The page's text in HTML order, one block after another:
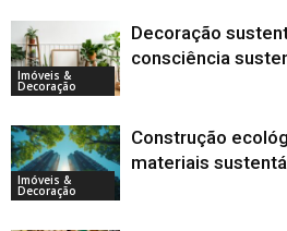
Imóveis &
Decoração
Decoração
consciência
Imóveis &
Decoração
Construção
materiais